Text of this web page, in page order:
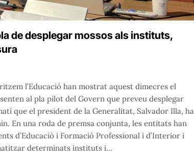
de desplegar mossos als instituts,
l’Educació han mostrat aquest dimecres el
al pla pilot del Govern que preveu desplegar
que el president de la Generalitat, Salvador Illa, ha
En una roda de premsa conjunta, les entitats han
d’Educació i Formació Professional i d’Interior i
determinats instituts i…